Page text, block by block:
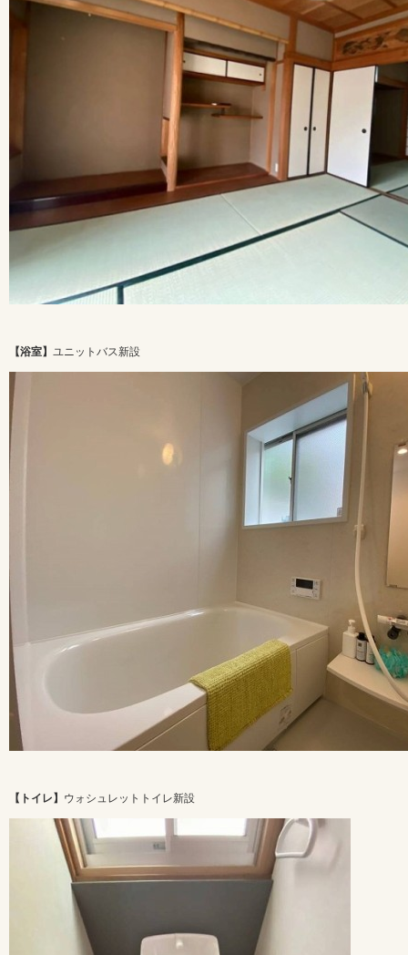
【浴室】 ユニットバス新設
【トイレ】 ウォシュレットトイレ新設